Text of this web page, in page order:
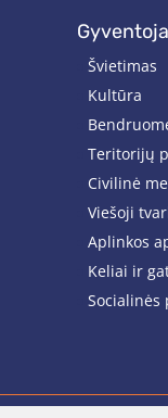
Švietimas
Kultūra
Teritorijų
Civilinė
Viešoji
Aplinkos
Keliai ir
Socialinės